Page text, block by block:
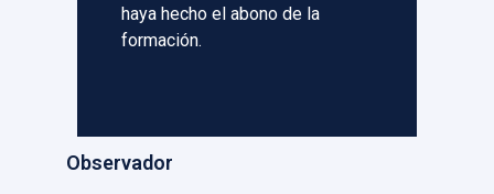
haya hecho el abono de la
formación.
Observador